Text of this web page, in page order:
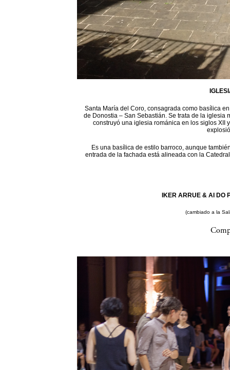
Santa María del Coro, consagrada como basílica
de Donostia – San Sebastián. Se trata de la iglesia
construyó una iglesia románica en los siglos XII
Es una basílica de estilo barroco, aunque
entrada de la fachada está alineada con la
IKER ARRUE & AI DO
(cambiado a la